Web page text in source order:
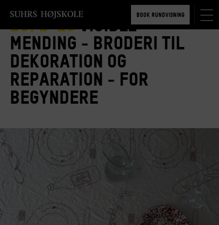
BOOK RUNDVISNING
BOOK RUNDVISNING
18/1-25Visible
mending - broderi til
dekoration og
reparation - for
begyndere